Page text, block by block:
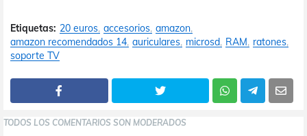
Etiquetas: 20 euros accesorios amazon
amazon recomendados 14 auriculares microsd RAM ratones
soporte TV
TODOS LOS COMENTARIOS SON MODERADOS